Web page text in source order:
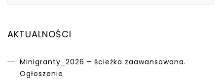
AKTUALNOŚCI
Minigranty_2026 – ścieżka zaawansowana.
Ogłoszenie